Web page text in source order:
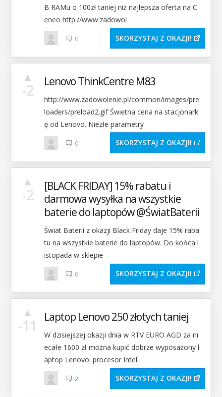
B RAMu o 100zł taniej niż najlepsza oferta na C
eneo http://www.zadowol
0 SKORZYSTAJ Z OKAZJI
-2
▲ Lenovo ThinkCentre M83
http://www.zadowolenie.pl/common/images/pre
loaders/preload2.gif Świetna cena na stacjonark
ę od Lenovo. Niezłe parametry
0 SKORZYSTAJ Z OKAZJI
-2
▲
[BLACK FRIDAY] 15% rabatu i
darmowa wysyłka na wszystkie
baterie do laptopów @ŚwiatBaterii
Świat Baterii‌ z okazji Black Friday daje 15% raba
tu na wszystkie baterie do laptopów. Do końca l
istopada w sklepie
0 SKORZYSTAJ Z OKAZJI
-11
▲ Laptop Lenovo 250 złotych taniej
W dzisiejszej okazji dnia w RTV EURO AGD za ni
ecałe 1600 zł można kupić dobrze wyposażony l
aptop Lenovo: procesor Intel
2 SKORZYSTAJ Z OKAZJI